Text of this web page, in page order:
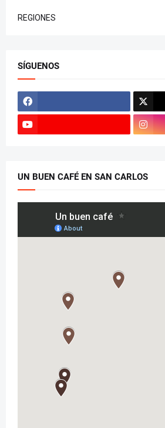
REGIONES
SÍGUENOS
UN BUEN CAFÉ EN SAN CARLOS